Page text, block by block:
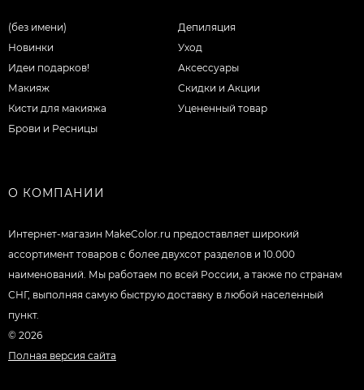
(без имени)
Новинки
Идеи подарков!
Макияж
Кисти для макияжа
Брови и Ресницы
Депиляция
Уход
Аксессуары
Скидки и Акции
Уцененный товар
О КОМПАНИИ
Интернет-магазин MakeColor.ru предоставляет широкий
ассортимент товаров c более двухсот разделов и 10.000
наименований. Мы работаем по всей России, а также по странам
СНГ, выполняя самую быструю доставку в любой населенный
пункт.
© 2026
Полная версия сайта